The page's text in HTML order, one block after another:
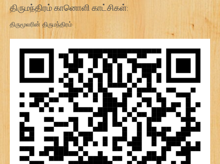
திருமந்திரம் கானொளி காட்சிகள்:
திருமூலரின் திருமந்திரம்